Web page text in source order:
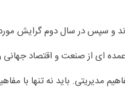
و سپس در سال دوم گرایش
باید نه تنها با